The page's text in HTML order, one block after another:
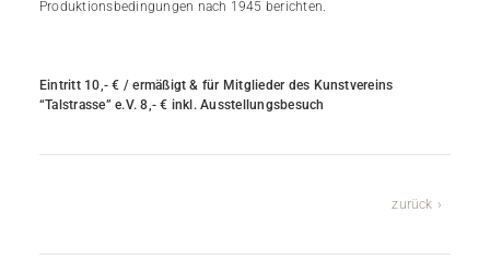
Produktionsbedingungen nach 1945 berichten.
Eintritt 10,- € / ermäßigt & für Mitglieder des Kunstvereins
“Talstrasse” e.V. 8,- € inkl. Ausstellungsbesuch
zurück